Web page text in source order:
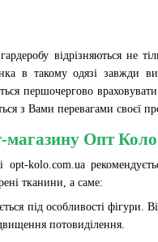
відрізняються не
в такому одязі завжди
першочергово враховувати
з Вами перевагами своєї
магазину Опт
opt-kolo.com.ua
тканини, а саме:
під особливості фігури.
потовиділення.